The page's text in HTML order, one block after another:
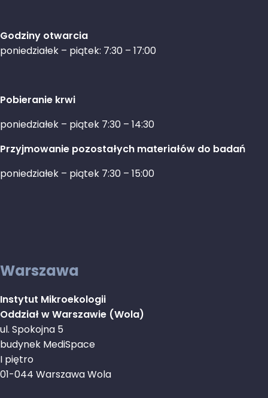
Godziny otwarcia
poniedziałek – piątek: 7:30 – 17:00
Pobieranie krwi
poniedziałek – piątek 7:30 – 14:30
Przyjmowanie pozostałych materiałów do badań
poniedziałek – piątek 7:30 – 15:00
Warszawa
Instytut Mikroekologii
Oddział w Warszawie (Wola)
ul. Spokojna 5
budynek MediSpace
I piętro
01-044 Warszawa Wola